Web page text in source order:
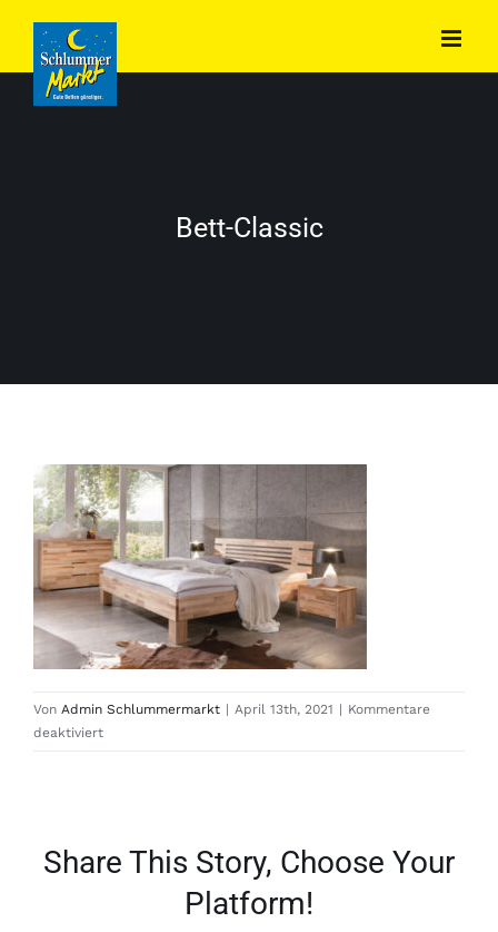
Inhalt
springen
Bett-Classic
Von Admin Schlummermarkt | April 13th, 2021 | Kommentare
deaktiviertfür
Share This Story, Choose Your
Platform!